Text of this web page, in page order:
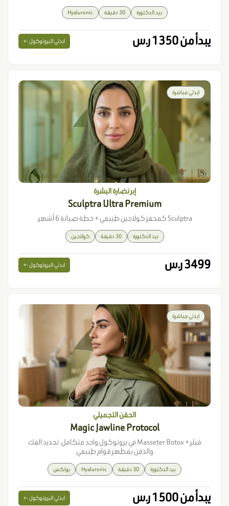
بيد الدكتورة 30 دقيقة Hyaluronic
يبدأ من 1350 ر.س ابدئي البروتوكول ←
ابدئي مباشرة
إبر نضارة البشرة
Sculptra Ultra Premium
Sculptra كمحفز كولاجين طبيعي + خطة صيانة 6 أشهر.
بيد الدكتورة 30 دقيقة كولاجين
3499 ر.س ابدئي البروتوكول ←
ابدئي مباشرة
الحقن التجميلي
Magic Jawline Protocol
فيلر + Masseter Botox في بروتوكول واحد متكامل. تحديد الفك
والذقن بمظهر قوام طبيعي
بيد الدكتورة 30 دقيقة Hyaluronic بوتكس
يبدأ من 1500 ر.س ابدئي البروتوكول ←